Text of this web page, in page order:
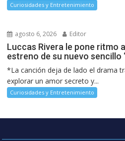
Curiosidades y Entretenimiento
agosto 6, 2026 Editor
Luccas Rivera le pone ritmo
estreno de su nuevo sencillo
*La canción deja de lado el drama
explorar un amor secreto y...
Curiosidades y Entretenimiento